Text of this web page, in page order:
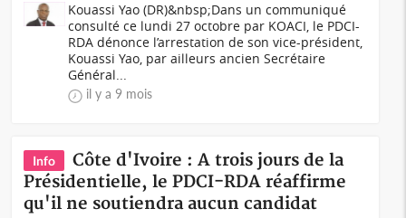
Kouassi Yao (DR)&nbsp;Dans un communiqué
consulté ce lundi 27 octobre par KOACI, le PDCI-
RDA dénonce l’arrestation de son vice-président,
Kouassi Yao, par ailleurs ancien Secrétaire
Général...
il y a 9 mois
Info
Côte d'Ivoire : A trois jours de la
Présidentielle, le PDCI-RDA réaffirme
qu'il ne soutiendra aucun candidat